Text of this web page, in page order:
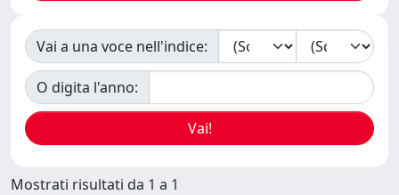
Vai a una voce nell'indice:
O digita l'anno:
Mostrati risultati da 1 a 1